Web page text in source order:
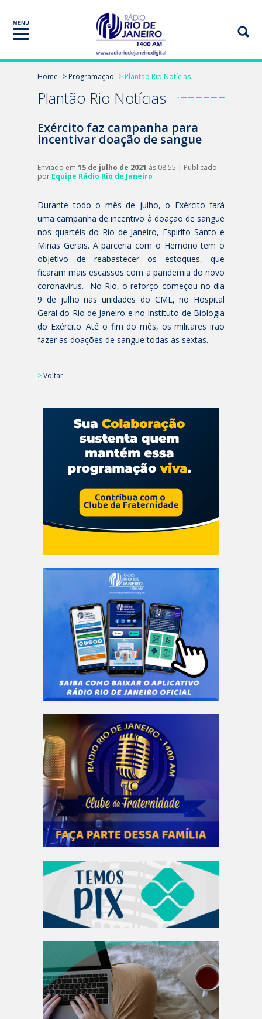
Home > Programação > Plantão Rio Notícias
Plantão Rio Notícias
Exército faz campanha para
incentivar doação de sangue
Enviado em 15 de julho de 2021 às 08:55 | Publicado
por Equipe Rádio Rio de Janeiro
Durante todo o mês de julho, o Exército fará
uma campanha de incentivo à doação de sangue
nos quartéis do Rio de Janeiro, Espirito Santo e
Minas Gerais. A parceria com o Hemorio tem o
objetivo de reabastecer os estoques, que
ficaram mais escassos com a pandemia do novo
coronavírus. No Rio, o reforço começou no dia
9 de julho nas unidades do CML, no Hospital
Geral do Rio de Janeiro e no Instituto de Biologia
do Exército. Até o fim do mês, os militares irão
fazer as doações de sangue todas as sextas.
>Voltar